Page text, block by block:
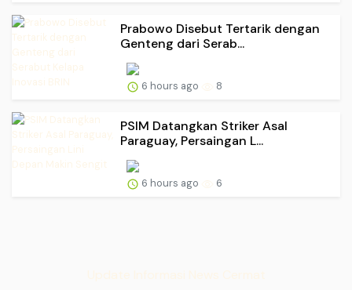
Prabowo Disebut Tertarik dengan
Genteng dari Serab...
6 hours ago 8
PSIM Datangkan Striker Asal
Paraguay, Persaingan L...
6 hours ago 6